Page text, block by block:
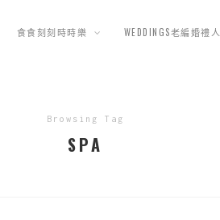
食食刻刻時時樂 WEDDINGS老編婚禮人
Browsing Tag
SPA